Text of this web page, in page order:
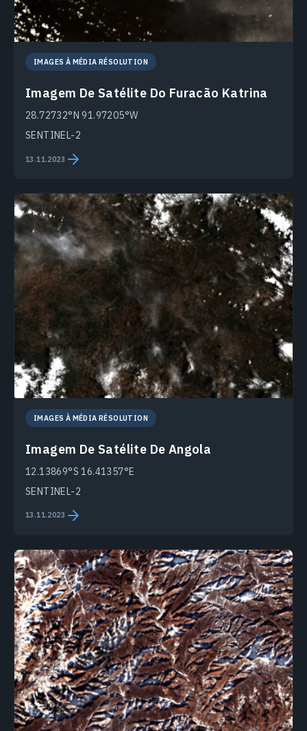
IMAGES À MÉDIA RÉSOLUTION
Imagem De Satélite Do Furacão Katrina
28.72732°N 91.97205°W
SENTINEL-2
13.11.2023
IMAGES À MÉDIA RÉSOLUTION
Imagem De Satélite De Angola
12.13869°S 16.41357°E
SENTINEL-2
13.11.2023